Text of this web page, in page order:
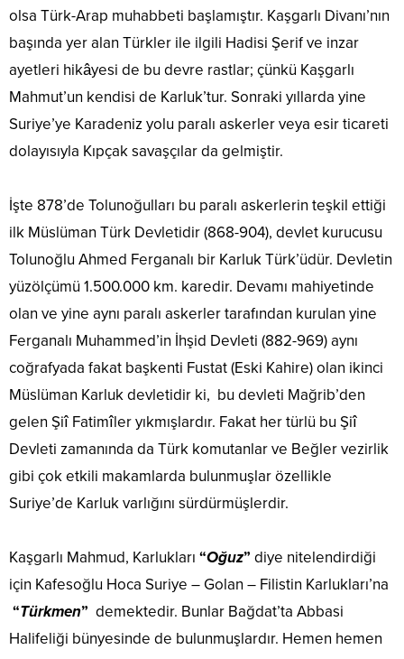
olsa Türk-Arap muhabbeti başlamıştır. Kaşgarlı Divanı’nın
başında yer alan Türkler ile ilgili Hadisi Şerif ve inzar
ayetleri hikâyesi de bu devre rastlar; çünkü Kaşgarlı
Mahmut’un kendisi de Karluk’tur. Sonraki yıllarda yine
Suriye’ye Karadeniz yolu paralı askerler veya esir ticareti
dolayısıyla Kıpçak savaşçılar da gelmiştir.
İşte 878’de Tolunoğulları bu paralı askerlerin teşkil ettiği
ilk Müslüman Türk Devletidir (868-904), devlet kurucusu
Tolunoğlu Ahmed Ferganalı bir Karluk Türk’üdür. Devletin
yüzölçümü 1.500.000 km. karedir. Devamı mahiyetinde
olan ve yine aynı paralı askerler tarafından kurulan yine
Ferganalı Muhammed’in İhşid Devleti (882-969) aynı
coğrafyada fakat başkenti Fustat (Eski Kahire) olan ikinci
Müslüman Karluk devletidir ki, bu devleti Mağrib’den
gelen Şiî Fatimîler yıkmışlardır. Fakat her türlü bu Şiî
Devleti zamanında da Türk komutanlar ve Beğler vezirlik
gibi çok etkili makamlarda bulunmuşlar özellikle
Suriye’de Karluk varlığını sürdürmüşlerdir.
Kaşgarlı Mahmud, Karlukları “Oğuz” diye nitelendirdiği
için Kafesoğlu Hoca Suriye – Golan – Filistin Karlukları’na
“Türkmen” demektedir. Bunlar Bağdat’ta Abbasi
Halifeliği bünyesinde de bulunmuşlardır. Hemen hemen